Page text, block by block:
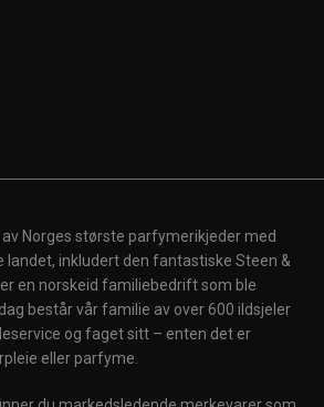
av Norges største parfymerikjeder med
landet, inkludert den fantastiske Steen &
en norskeid familiebedrift som ble
består vår familie av over 600 ildsjeler
og faget sitt – enten det er
eller parfyme.